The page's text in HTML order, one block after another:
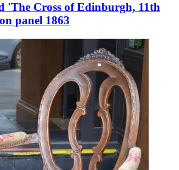
'The Cross of Edinburgh, 11th
panel 1863